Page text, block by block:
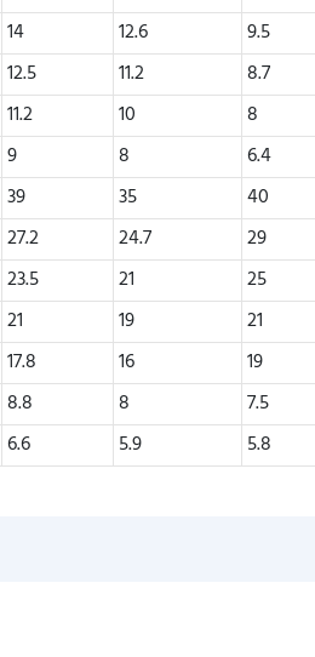
14 12.6 9.5
12.5 11.2 8.7
11.2 10 8
9 8 6.4
39 35 40
27.2 24.7 29
23.5 21 25
21 19 21
17.8 16 19
8.8 8 7.5
6.6 5.9 5.8